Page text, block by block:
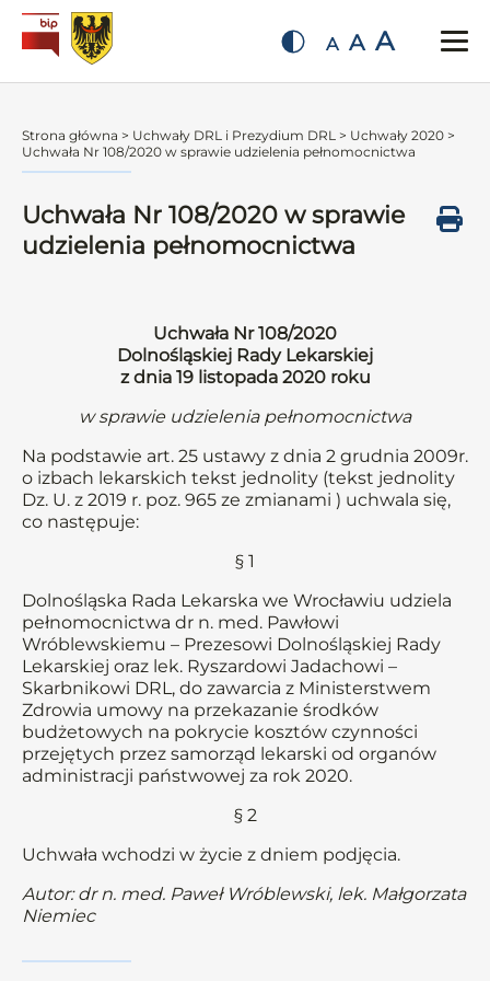
A A A
Strona główna > Uchwały DRL i Prezydium DRL > Uchwały 2020 >
Uchwała Nr 108/2020 w sprawie udzielenia pełnomocnictwa
Uchwała Nr 108/2020 w sprawie
udzielenia pełnomocnictwa
Uchwała Nr 108/2020
Dolnośląskiej Rady Lekarskiej
z dnia 19 listopada 2020 roku
w sprawie udzielenia pełnomocnictwa
Na podstawie art. 25 ustawy z dnia 2 grudnia 2009r.
o izbach lekarskich tekst jednolity (tekst jednolity
Dz. U. z 2019 r. poz. 965 ze zmianami ) uchwala się,
co następuje:
§ 1
Dolnośląska Rada Lekarska we Wrocławiu udziela
pełnomocnictwa dr n. med. Pawłowi
Wróblewskiemu – Prezesowi Dolnośląskiej Rady
Lekarskiej oraz lek. Ryszardowi Jadachowi –
Skarbnikowi DRL, do zawarcia z Ministerstwem
Zdrowia umowy na przekazanie środków
budżetowych na pokrycie kosztów czynności
przejętych przez samorząd lekarski od organów
administracji państwowej za rok 2020.
§ 2
Uchwała wchodzi w życie z dniem podjęcia.
Autor: dr n. med. Paweł Wróblewski, lek. Małgorzata
Niemiec